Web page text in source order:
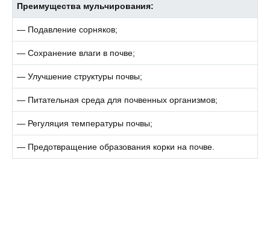
Преимущества мульчирования:
— Подавление сорняков;
— Сохранение влаги в почве;
— Улучшение структуры почвы;
— Питательная среда для почвенных организмов;
— Регуляция температуры почвы;
— Предотвращение образования корки на почве.